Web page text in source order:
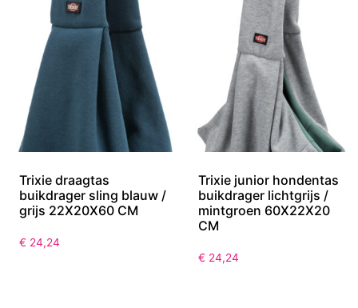
Trixie draagtas
buikdrager sling blauw /
grijs 22X20X60 CM
€ 24,24
Trixie junior hondentas
buikdrager lichtgrijs /
mintgroen 60X22X20
CM
€ 24,24